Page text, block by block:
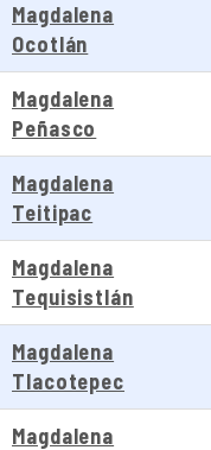
Magdalena
Ocotlán
Magdalena
Peñasco
Magdalena
Teitipac
Magdalena
Tequisistlán
Magdalena
Tlacotepec
Magdalena